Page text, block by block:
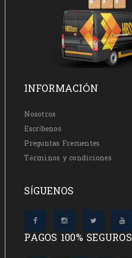
INFORMACIÓN
Nosotros
Escríbenos
Preguntas Frecuentes
Términos y condiciones
SÍGUENOS
PAGOS 100% SEGUROS